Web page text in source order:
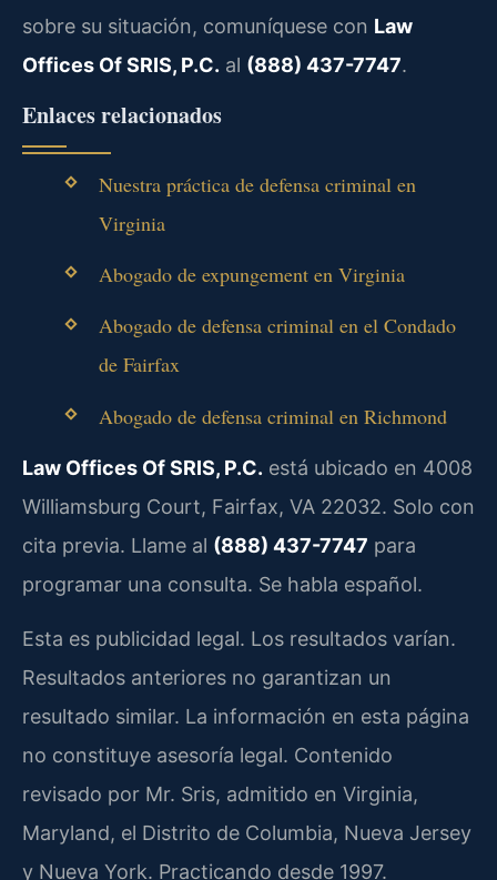
sobre su situación, comuníquese con Law
Offices Of SRIS, P.C. al (888) 437-7747.
Enlaces relacionados
Nuestra práctica de defensa criminal en
Virginia
Abogado de expungement en Virginia
Abogado de defensa criminal en el Condado
de Fairfax
Abogado de defensa criminal en Richmond
Law Offices Of SRIS, P.C. está ubicado en 4008
Williamsburg Court, Fairfax, VA 22032. Solo con
cita previa. Llame al (888) 437-7747 para
programar una consulta. Se habla español.
Esta es publicidad legal. Los resultados varían.
Resultados anteriores no garantizan un
resultado similar. La información en esta página
no constituye asesoría legal. Contenido
revisado por Mr. Sris, admitido en Virginia,
Maryland, el Distrito de Columbia, Nueva Jersey
y Nueva York. Practicando desde 1997.